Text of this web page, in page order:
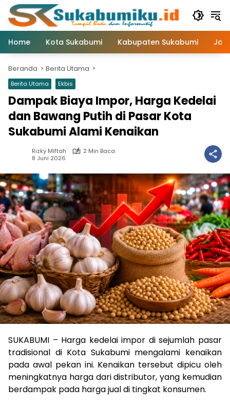
Langsung
konten
Home
Kota Sukabumi Kabupaten Sukabumi
Beranda Berita Utama
Berita Utama Ekbis
Dampak Biaya Impor, Harga Kedelai
dan Bawang Putih di Pasar Kota
Sukabumi Alami Kenaikan
Rizky Miftah
2 Min Baca
8 Juni 2026
SUKABUMI – Harga kedelai impor di sejumlah pasar
tradisional di Kota Sukabumi mengalami kenaikan
pada awal pekan ini. Kenaikan tersebut dipicu oleh
meningkatnya harga dari distributor, yang kemudian
berdampak pada harga jual di tingkat konsumen.